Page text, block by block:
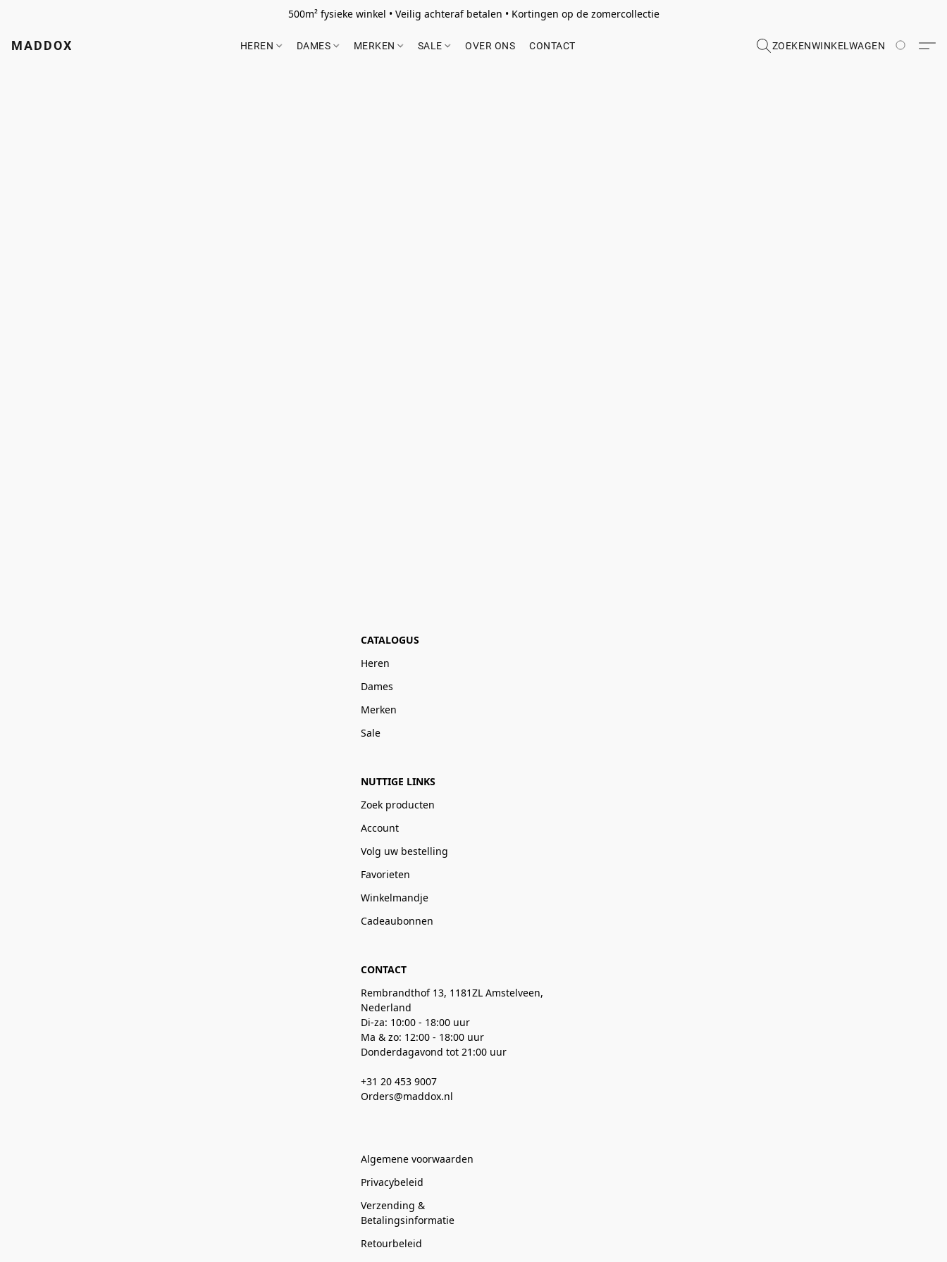
500m² fysieke winkel • Veilig achteraf betalen • Kortingen op de zomercollectie
MADDOX HEREN DAMES MERKEN SALE OVER ONS CONTACT ZOEKENWINKELWAGEN
CATALOGUS
Heren
Dames
Merken
Sale
NUTTIGE LINKS
Zoek producten
Account
Volg uw bestelling
Favorieten
Winkelmandje
Cadeaubonnen
CONTACT
Rembrandthof 13, 1181ZL Amstelveen,
Nederland
Di-za: 10:00 - 18:00 uur
Ma & zo: 12:00 - 18:00 uur
Donderdagavond tot 21:00 uur
+31 20 453 9007
Orders@maddox.nl
Algemene voorwaarden
Privacybeleid
Verzending &
Betalingsinformatie
Retourbeleid